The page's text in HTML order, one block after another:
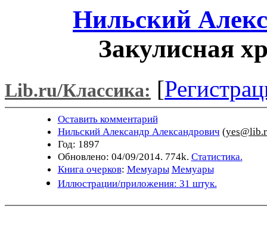
Нильский
Закулисная
Lib.ru/Классика: [
Оставить комментарий
Нильский Александр Александрович (
Год: 1897
Обновлено: 04/09/2014. 774k. Статистика.
Книга очерков: Мемуары Мемуары
Иллюстрации/приложения: 31 штук.